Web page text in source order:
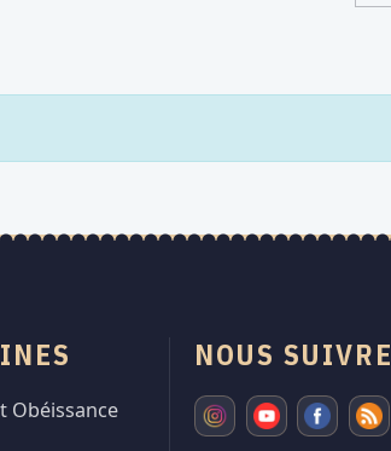
Obéissance
NOUS SUIVRE